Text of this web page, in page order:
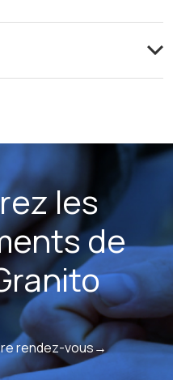
les
de
rendez-vous→